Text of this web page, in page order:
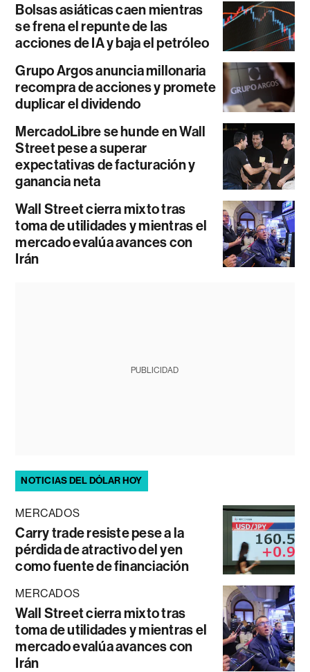
Bolsas asiáticas caen mientras
se frena el repunte de las
acciones de IA y baja el petróleo
Grupo Argos anuncia millonaria
recompra de acciones y promete
duplicar el dividendo
MercadoLibre se hunde en Wall
Street pese a superar
expectativas de facturación y
ganancia neta
Wall Street cierra mixto tras
toma de utilidades y mientras el
mercado evalúa avances con
Irán
PUBLICIDAD
NOTICIAS DEL DÓLAR HOY
MERCADOS
Carry trade resiste pese a la
pérdida de atractivo del yen
como fuente de financiación
MERCADOS
Wall Street cierra mixto tras
toma de utilidades y mientras el
mercado evalúa avances con
Irán